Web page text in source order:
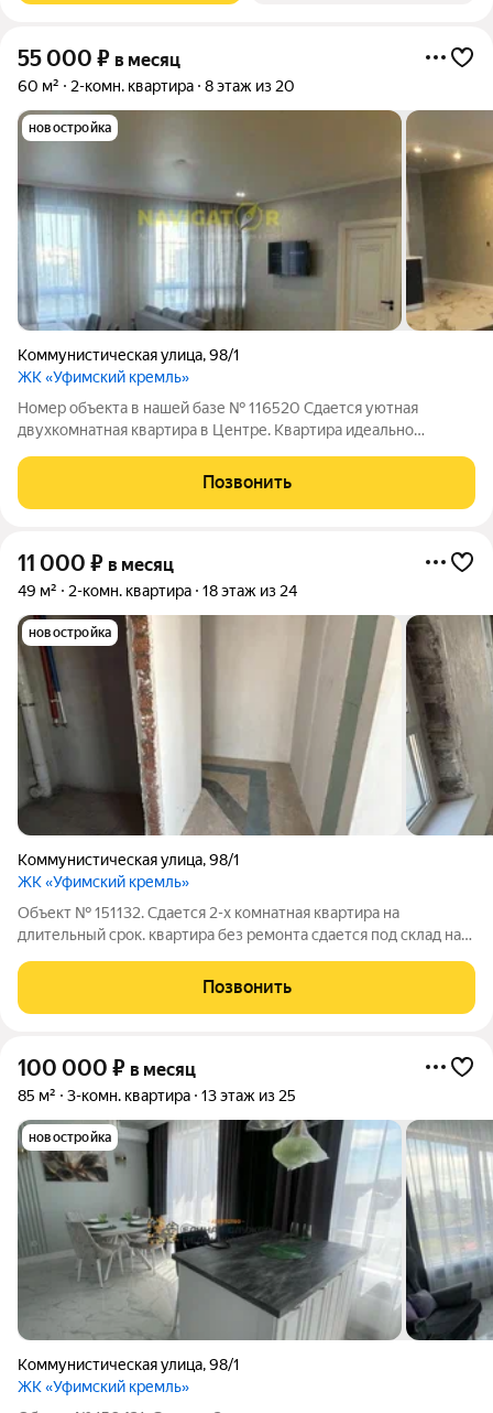
55 000 ₽ в месяц
60 м² 2-комн. квартира 8 этаж из 20
новостройка
Коммунистическая улица,98/1
ЖК «Уфимский кремль»
Номер объекта в нашей базе № 116520 Сдается уютная
двухкомнатная квартира в Центре. Квартира идеально
современный евроремонт. Обстановка включает всю
необходимую мебель на кухне и в комнате. Дом
Позвонить
11 000 ₽ в месяц
49 м² 2-комн. квартира 18 этаж из 24
новостройка
Коммунистическая улица,98/1
ЖК «Уфимский кремль»
Объект № 151132. Сдается 2-х комнатная квартира на
длительный срок. квартира без ремонта сдается под склад на
Позвонить
100 000 ₽ в месяц
85 м² 3-комн. квартира 13 этаж из 25
новостройка
Коммунистическая улица,98/1
ЖК «Уфимский кремль»